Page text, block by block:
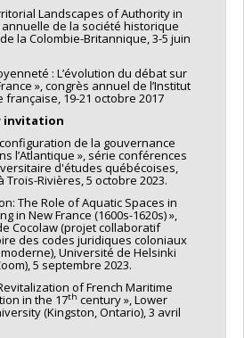
Landscapes of Authority in
annuelle de la société historique
la Colombie-Britannique, 3-5 juin
: L’évolution du débat sur
», congrès annuel de l’Institut
française, 19-21 octobre 2017
invitation
de la gouvernance
l’Atlantique », série conférences
d'études québécoises,
Rivières, 5 octobre 2023.
The Role of Aquatic Spaces in
in New France (1600s-1620s) »,
Cocolaw (projet collaboratif
des codes juridiques coloniaux
Université de Helsinki
5 septembre 2023.
of French Maritime
in the 17th century », Lower
(Kingston, Ontario), 3 avril